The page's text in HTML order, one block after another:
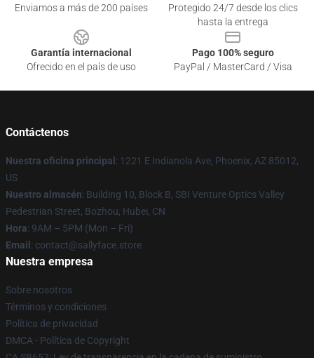
Enviamos a más de 200 países
Protegido 24/7 desde los clics
hasta la entrega
Garantía internacional
Ofrecido en el país de uso
Pago 100% seguro
PayPal / MasterCard / Visa
Contáctenos
Nuestra oficina principal : 1221 E Indianola Ave, Phoenix, AZ 85012,
US
Nuestro almacén: Building 10, Block B, SBI Venture Optics Valley
Pedestrian Street, Bozhou, Hubei, CN
Hora: 9AM – 5PM (Mon – Fri)
Email : contact@sallyface.store
Nuestra empresa
Sobre nosotros
Términos y condiciones
Política de privacidad
DMCA - Política de Copyright